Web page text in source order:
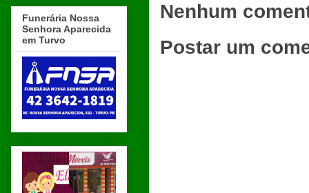
Nenhum
Postar um
Funerária Nossa
Senhora Aparecida
em Turvo